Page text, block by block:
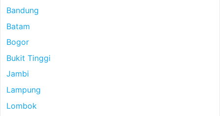
Bandung
Batam
Bogor
Bukit Tinggi
Jambi
Lampung
Lombok